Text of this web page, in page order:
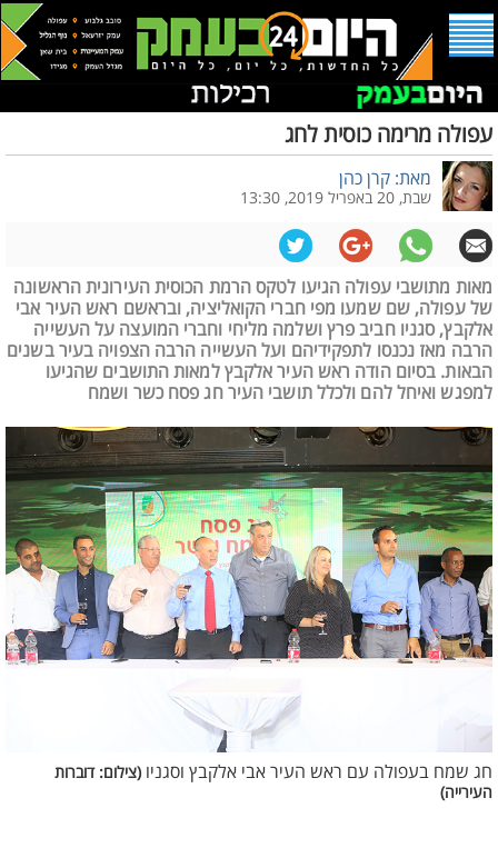
עפולה מרימה כוסית לחג
מאת: קרן כהן
שבת, 20 באפריל 2019, 13:30
מאות מתושבי עפולה הגיעו לטקס הרמת הכוסית העירונית הראשונה
של עפולה, שם שמעו מפי חברי הקואליציה, ובראשם ראש העיר אבי
אלקבץ, סגניו חביב פרץ ושלמה מליחי וחברי המועצה על העשייה
הרבה מאז נכנסו לתפקידיהם ועל העשייה הרבה הצפויה בעיר בשנים
הבאות. בסיום הודה ראש העיר אלקבץ למאות התושבים שהגיעו
למפגש ואיחל להם ולכלל תושבי העיר חג פסח כשר ושמח
חג שמח בעפולה עם ראש העיר אבי אלקבץ וסגניו (צילום: דוברות
העירייה)